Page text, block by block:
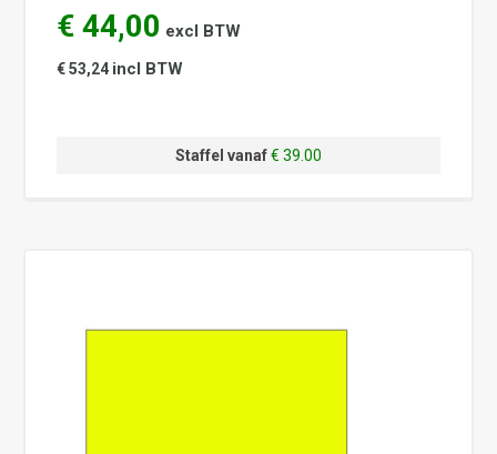
€ 44,00 excl BTW
€ 53,24 incl BTW
Staffel vanaf€ 39.00